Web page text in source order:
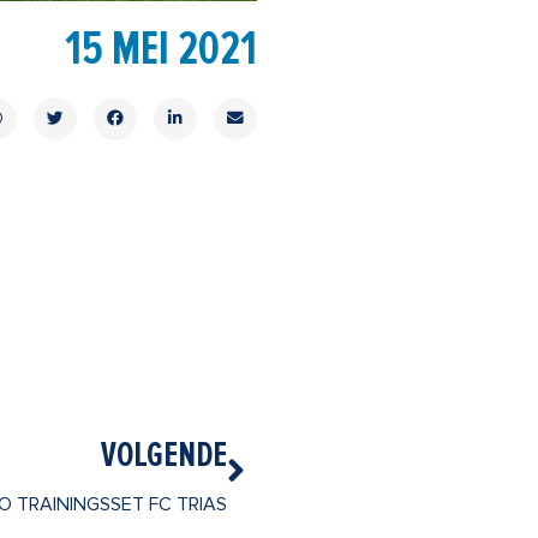
15 MEI 2021
VOLGENDE
TRAININGSSET FC TRIAS
Volgende